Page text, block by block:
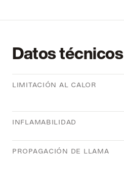
Datos técnicos
LIMITACIÓN AL CALOR
INFLAMABILIDAD
PROPAGACIÓN DE LLAMA